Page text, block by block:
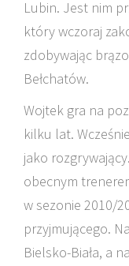
Lubin. Jest nim
który wczoraj
zdobywając
Bełchatów.
Wojtek gra na
kilku lat.
jako
obecnym
w sezonie 2010/
przyjmującego.
Bielsko-Biała, a